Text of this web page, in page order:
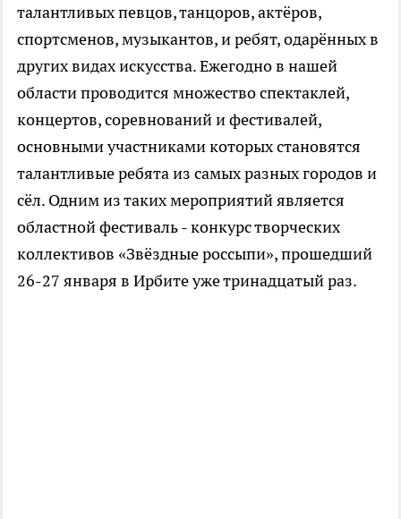
талантливых певцов, танцоров, актёров,
спортсменов, музыкантов, и ребят, одарённых в
других видах искусства. Ежегодно в нашей
области проводится множество спектаклей,
концертов, соревнований и фестивалей,
основными участниками которых становятся
талантливые ребята из самых разных городов и
сёл. Одним из таких мероприятий является
областной фестиваль - конкурс творческих
коллективов «Звёздные россыпи», прошедший
26-27 января в Ирбите уже тринадцатый раз.